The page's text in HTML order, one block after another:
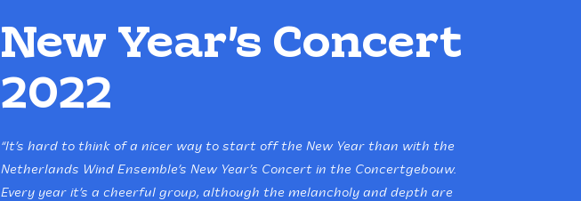
New Year’s Concert
2022
“It’s hard to think of a nicer way to start off the New Year than with the
Netherlands Wind Ensemble’s New Year’s Concert in the Concertgebouw.
Every year it’s a cheerful group, although the melancholy and depth are